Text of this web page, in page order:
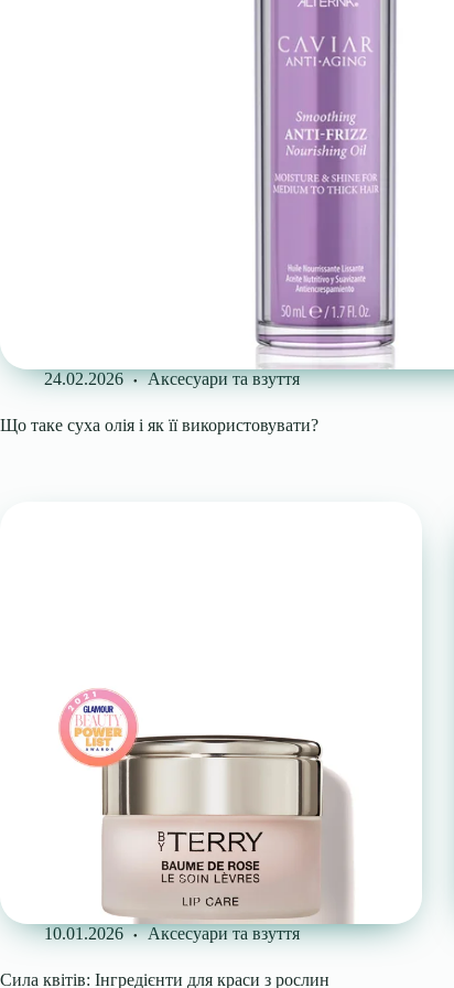
24.02.2026 Аксесуари та взуття
Що таке суха олія і як її використовувати?
10.01.2026 Аксесуари та взуття
Сила квітів: Інгредієнти для краси з рослин